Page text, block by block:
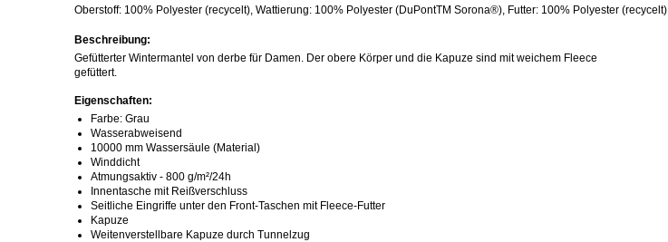
Oberstoff: 100% Polyester (recycelt), Wattierung: 100% Polyester (DuPontTM Sorona®), Futter: 100% Polyester (recycelt)
Beschreibung:
Gefütterter Wintermantel von derbe für Damen. Der obere Körper und die Kapuze sind mit weichem Fleece
gefüttert.
Eigenschaften:
Farbe: Grau
Wasserabweisend
10000 mm Wassersäule (Material)
Winddicht
Atmungsaktiv - 800 g/m²/24h
Innentasche mit Reißverschluss
Seitliche Eingriffe unter den Front-Taschen mit Fleece-Futter
Kapuze
Weitenverstellbare Kapuze durch Tunnelzug